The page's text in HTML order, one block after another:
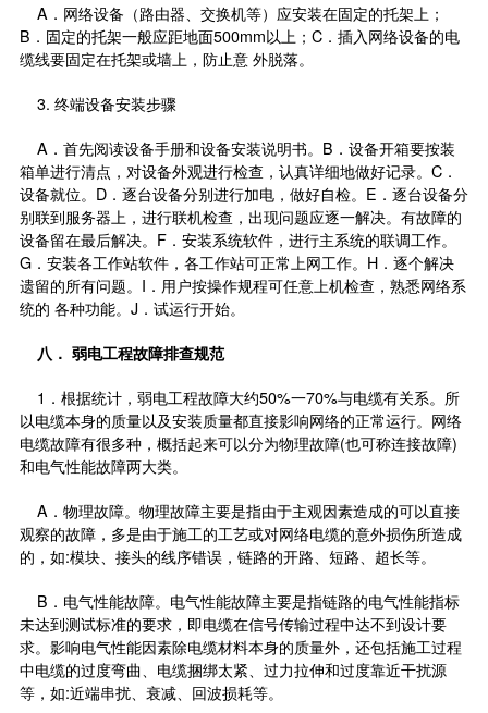
A．网络设备（路由器、交换机等）应安装在固定的托架上；
B．固定的托架一般应距地面500mm以上；C．插入网络设备的电
缆线要固定在托架或墙上，防止意 外脱落。
3. 终端设备安装步骤
A．首先阅读设备手册和设备安装说明书。B．设备开箱要按装
箱单进行清点，对设备外观进行检查，认真详细地做好记录。C．
设备就位。D．逐台设备分别进行加电，做好自检。E．逐台设备分
别联到服务器上，进行联机检查，出现问题应逐一解决。有故障的
设备留在最后解决。F．安装系统软件，进行主系统的联调工作。
G．安装各工作站软件，各工作站可正常上网工作。H．逐个解决
遗留的所有问题。I．用户按操作规程可任意上机检查，熟悉网络系
统的 各种功能。J．试运行开始。
八． 弱电工程故障排查规范
1．根据统计，弱电工程故障大约50%一70%与电缆有关系。所
以电缆本身的质量以及安装质量都直接影响网络的正常运行。网络
电缆故障有很多种，概括起来可以分为物理故障(也可称连接故障)
和电气性能故障两大类。
A．物理故障。物理故障主要是指由于主观因素造成的可以直接
观察的故障，多是由于施工的工艺或对网络电缆的意外损伤所造成
的，如:模块、接头的线序错误，链路的开路、短路、超长等。
B．电气性能故障。电气性能故障主要是指链路的电气性能指标
未达到测试标准的要求，即电缆在信号传输过程中达不到设计要
求。影响电气性能因素除电缆材料本身的质量外，还包括施工过程
中电缆的过度弯曲、电缆捆绑太紧、过力拉伸和过度靠近干扰源
等，如:近端串扰、衰减、回波损耗等。